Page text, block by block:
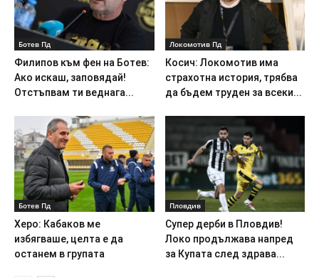
Ботев Пд
Филипов към фен на Ботев:
Ако искаш, заповядай!
Отстъпвам ти веднага...
Локомотив Пд
Косич: Локомотив има
страхотна история, трябва
да бъдем труден за всеки...
Ботев Пд
Херо: Кабаков ме
избягваше, целта е да
останем в групата
Пловдив
Супер дерби в Пловдив!
Локо продължава напред
за Купата след здрава...